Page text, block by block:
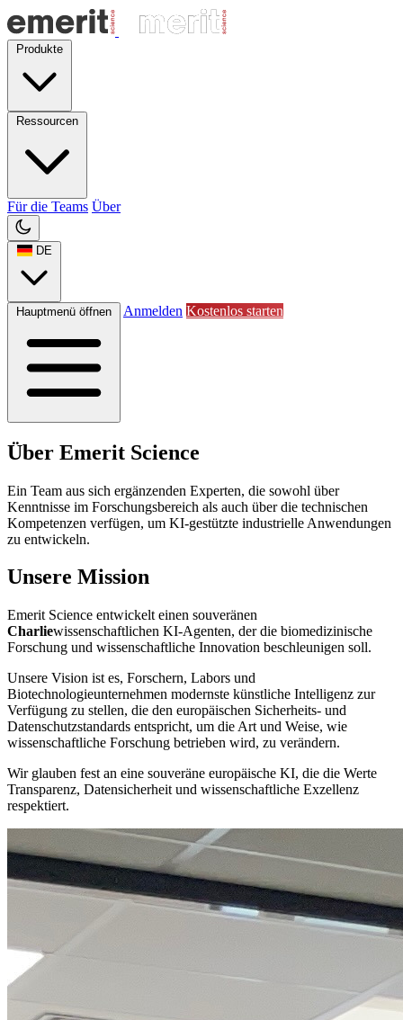
Produkte
Ressourcen
Für die Teams Über
DE
Hauptmenü öffnen Anmelden Kostenlos starten
Über Emerit Science
Ein Team aus sich ergänzenden Experten, die sowohl über
Kenntnisse im Forschungsbereich als auch über die technischen
Kompetenzen verfügen, um KI-gestützte industrielle Anwendungen
zu entwickeln.
Unsere Mission
Emerit Science entwickelt einen souveränen
Charliewissenschaftlichen KI-Agenten, der die biomedizinische
Forschung und wissenschaftliche Innovation beschleunigen soll.
Unsere Vision ist es, Forschern, Labors und
Biotechnologieunternehmen modernste künstliche Intelligenz zur
Verfügung zu stellen, die den europäischen Sicherheits- und
Datenschutzstandards entspricht, um die Art und Weise, wie
wissenschaftliche Forschung betrieben wird, zu verändern.
Wir glauben fest an eine souveräne europäische KI, die die Werte
Transparenz, Datensicherheit und wissenschaftliche Exzellenz
respektiert.